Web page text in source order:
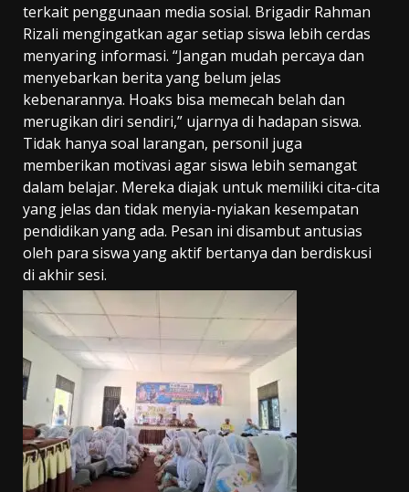
terkait penggunaan media sosial. Brigadir Rahman
Rizali mengingatkan agar setiap siswa lebih cerdas
menyaring informasi. “Jangan mudah percaya dan
menyebarkan berita yang belum jelas
kebenarannya. Hoaks bisa memecah belah dan
merugikan diri sendiri,” ujarnya di hadapan siswa.
Tidak hanya soal larangan, personil juga
memberikan motivasi agar siswa lebih semangat
dalam belajar. Mereka diajak untuk memiliki cita-cita
yang jelas dan tidak menyia-nyiakan kesempatan
pendidikan yang ada. Pesan ini disambut antusias
oleh para siswa yang aktif bertanya dan berdiskusi
di akhir sesi.